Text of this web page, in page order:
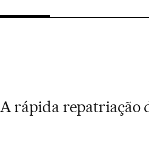
A rápida repatriação